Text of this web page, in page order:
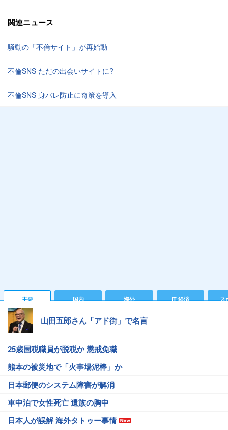
関連ニュース
騒動の「不倫サイト」が再始動
不倫SNS ただの出会いサイトに?
不倫SNS 身バレ防止に奇策を導入
主要 国内 海外 IT 経済 ス
山田五郎さん「アド街」で名言
25歳国税職員が脱税か 懲戒免職
熊本の被災地で「火事場泥棒」か
日本郵便のシステム障害が解消
車中泊で女性死亡 遺族の胸中
日本人が誤解 海外タトゥー事情